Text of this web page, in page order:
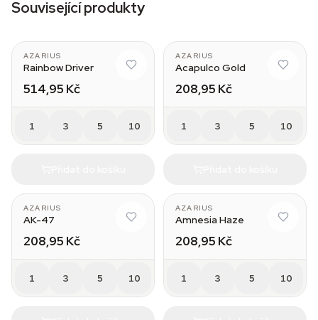
Související produkty
AZARIUS
Rainbow Driver
514,95 Kč
1 3 5 10
AZARIUS
Acapulco Gold
208,95 Kč
1 3 5 10
AZARIUS
AK-47
208,95 Kč
1 3 5 10
AZARIUS
Amnesia Haze
208,95 Kč
1 3 5 10